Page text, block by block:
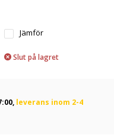
Jämför
Slut på lagret
leverans inom 2-4